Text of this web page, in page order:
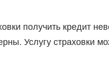
получить кредит
Услугу страховки